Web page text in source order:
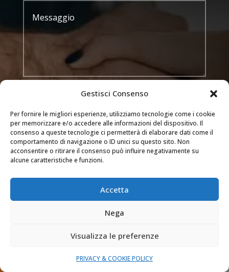
Gestisci Consenso
Per fornire le migliori esperienze, utilizziamo tecnologie come i cookie
per memorizzare e/o accedere alle informazioni del dispositivo. Il
consenso a queste tecnologie ci permetterà di elaborare dati come il
comportamento di navigazione o ID unici su questo sito. Non
acconsentire o ritirare il consenso può influire negativamente su
alcune caratteristiche e funzioni.
Accetta
Nega
Visualizza le preferenze
PRIVACY & COOKIE POLICY
secondo la privacy policy di questo sito web
12 + 13= INVIA
ZONE DI INTERVENTO
Novara, Varese, Bergamo, Lecco, le loro